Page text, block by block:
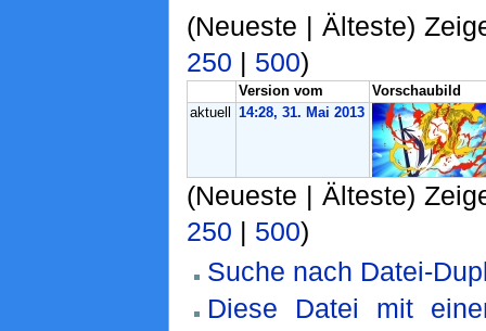
(Neueste | Älteste)
250 | 500)
Version vom
Vorschaubild
aktuell
14:28, 31. Mai 2013
(Neueste | Älteste)
250 | 500)
Suche nach Datei-
Diese Datei mit